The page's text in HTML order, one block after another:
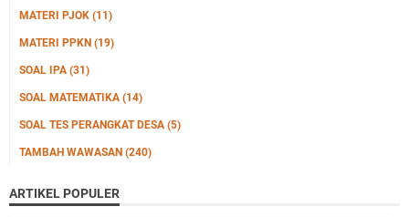
MATERI PJOK (11)
MATERI PPKN (19)
SOAL IPA (31)
SOAL MATEMATIKA (14)
SOAL TES PERANGKAT DESA (5)
TAMBAH WAWASAN (240)
ARTIKEL POPULER